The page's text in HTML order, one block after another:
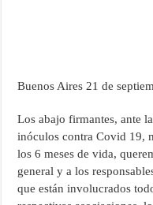
Buenos Aires 21 de
Los abajo firmantes, ante
inóculos contra Covid 19,
los 6 meses de vida,
general y a los
que están involucrados